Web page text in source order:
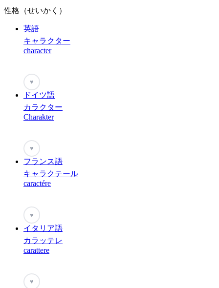
性格（せいかく）
英語
キャラクター
character
♥
ドイツ語
カラクター
Charakter
♥
フランス語
キャラクテール
caractére
♥
イタリア語
カラッテレ
carattere
♥